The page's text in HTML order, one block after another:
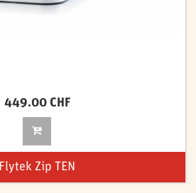
449.00 CHF
Flytek Zip TEN